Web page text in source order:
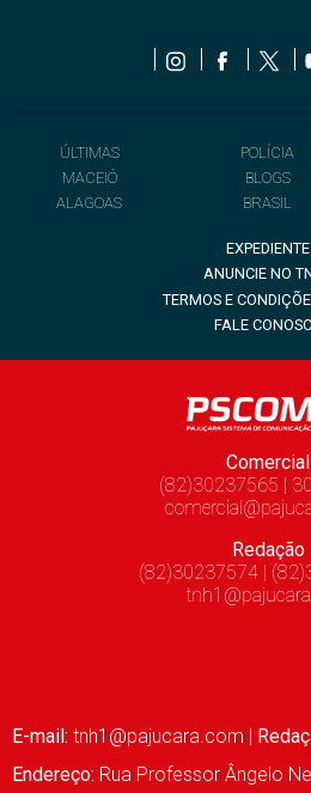
ÚLTIMAS
MACEIÓ
ALAGOAS
POLÍCIA
BLOGS
BRASIL
EXPEDIENTE
ANUNCIE NO
TERMOS E
FALE
Comercial
(82)30237565 |
Redação
(82)30237574 |
E-mail: tnh1@pajucara.com
Endereço: Rua Professor Ângelo